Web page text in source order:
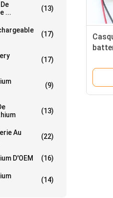
...
(13)
(17)
(17)
(9)
(13)
Au
(22)
D'OEM (16)
(14)